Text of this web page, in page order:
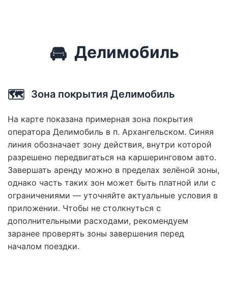
🚘 Делимобиль
🗺️ Зона покрытия Делимобиль
На карте показана примерная зона покрытия
оператора Делимобиль в п. Архангельском. Синяя
линия обозначает зону действия, внутри которой
разрешено передвигаться на каршеринговом авто.
Завершать аренду можно в пределах зелёной зоны,
однако часть таких зон может быть платной или с
ограничениями — уточняйте актуальные условия в
приложении. Чтобы не столкнуться с
дополнительными расходами, рекомендуем
заранее проверять зоны завершения перед
началом поездки.